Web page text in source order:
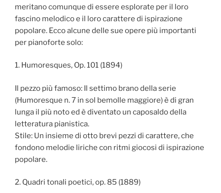
meritano comunque di essere esplorate per il loro
fascino melodico e il loro carattere di ispirazione
popolare. Ecco alcune delle sue opere più importanti
per pianoforte solo:
1. Humoresques, Op. 101 (1894)
Il pezzo più famoso: Il settimo brano della serie
(Humoresque n. 7 in sol bemolle maggiore) è di gran
lunga il più noto ed è diventato un caposaldo della
letteratura pianistica.
Stile: Un insieme di otto brevi pezzi di carattere, che
fondono melodie liriche con ritmi giocosi di ispirazione
popolare.
2. Quadri tonali poetici, op. 85 (1889)